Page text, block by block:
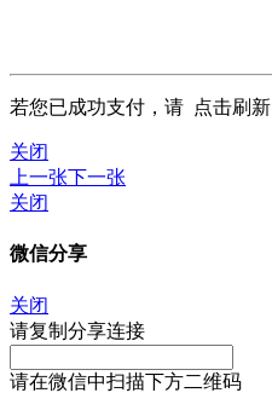
若您已成功支付，请 点击刷新
关闭
上一张下一张
关闭
微信分享
关闭
请复制分享连接
请在微信中扫描下方二维码